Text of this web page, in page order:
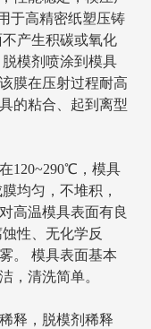
于高精密纸塑压铸
不产生积碳或氧化
脱模剂喷涂到模具
膜在压射过程耐高
的粘合、起到离型
1 20~290℃，模具
均匀，不堆积，
高温模具表面有良
性、无化学反
。
模具表面基本
，清洗简单。
释，脱模剂稀释